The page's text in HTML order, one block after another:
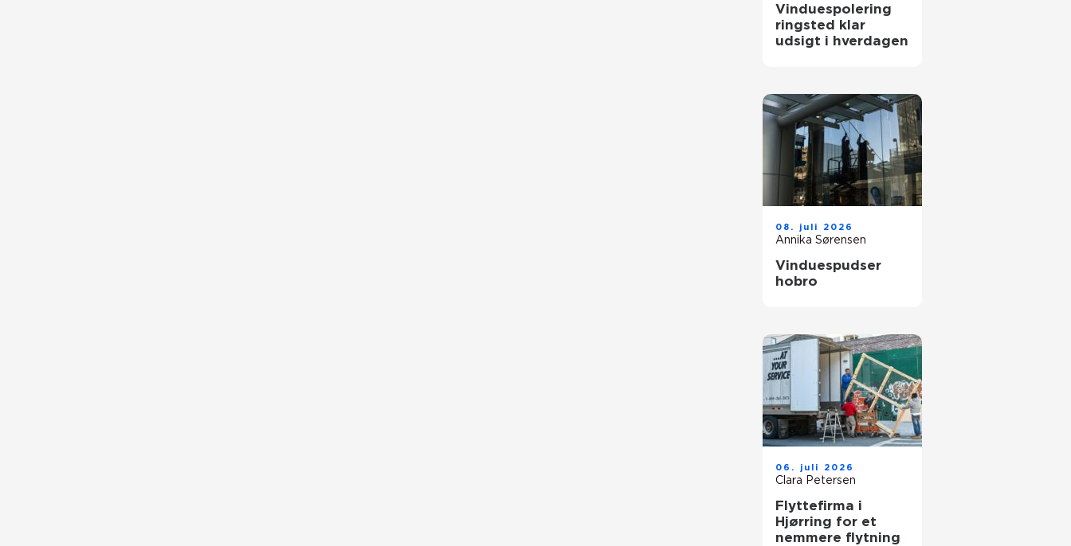
Vinduespolering
ringsted klar
udsigt i hverdagen
08. juli 2026
Annika Sørensen
Vinduespudser
hobro
06. juli 2026
Clara Petersen
Flyttefirma i
Hjørring for et
nemmere flytning